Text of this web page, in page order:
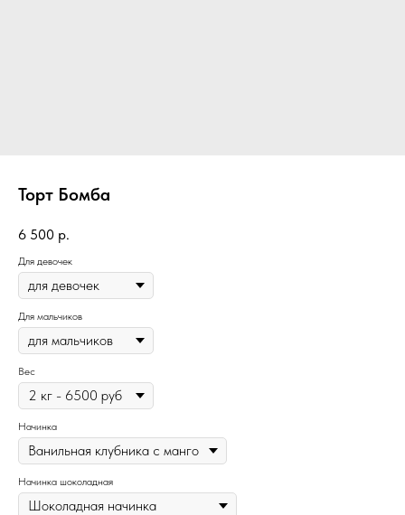
Торт Бомба
6 500 р.
Для девочек
Для мальчиков
Вес
Начинка
Начинка шоколадная